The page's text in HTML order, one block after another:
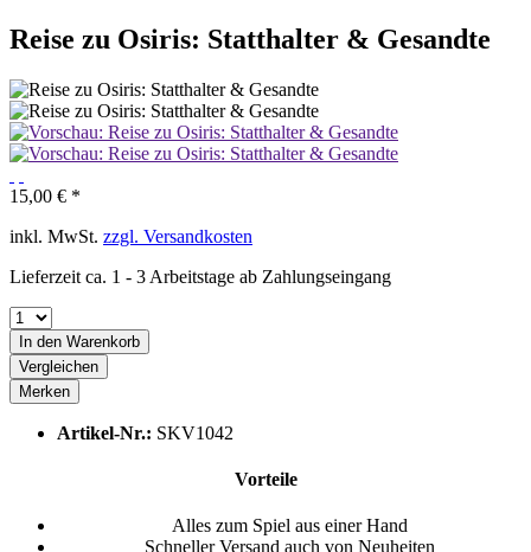
Reise zu Osiris: Statthalter & Gesandte
15,00 € *
inkl. MwSt. zzgl. Versandkosten
Lieferzeit ca. 1 - 3 Arbeitstage ab Zahlungseingang
In den Warenkorb
Vergleichen
Merken
Artikel-Nr.: SKV1042
Vorteile
Alles zum Spiel aus einer Hand
Schneller Versand auch von Neuheiten